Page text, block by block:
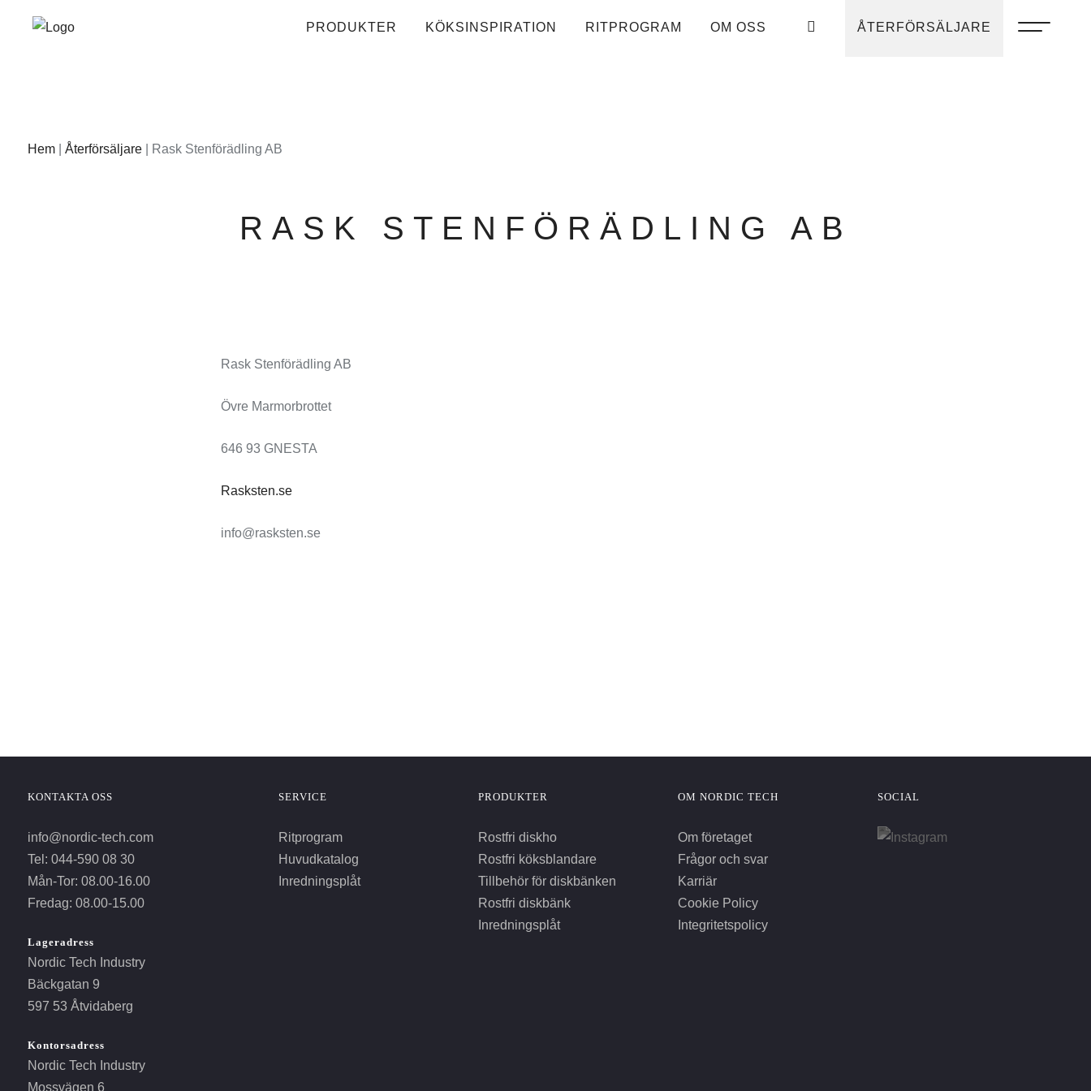
PRODUKTER KÖKSINSPIRATION RITPROGRAM OM OSS ÅTERFÖRSÄLJARE
Hem| Återförsäljare| Rask Stenförädling AB
RASK STENFÖRÄDLING AB
Rask Stenförädling AB
Övre Marmorbrottet
646 93 GNESTA
Rasksten.se
info@rasksten.se
KONTAKTA OSS
info@nordic-tech.com
Tel: 044-590 08 30
Mån-Tor: 08.00-16.00
Fredag: 08.00-15.00
Lageradress
Nordic Tech Industry
Bäckgatan 9
597 53 Åtvidaberg
Kontorsadress
Nordic Tech Industry
Mossvägen 6
SERVICE
Ritprogram
Huvudkatalog
Inredningsplåt
PRODUKTER
Rostfri diskho
Rostfri köksblandare
Tillbehör för diskbänken
Rostfri diskbänk
Inredningsplåt
OM NORDIC TECH
Om företaget
Frågor och svar
Karriär
Cookie Policy
Integritetspolicy
SOCIAL